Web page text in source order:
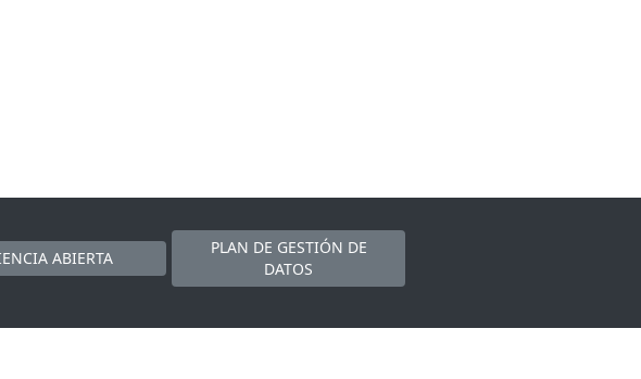
ABIERTA
PLAN DE GESTIÓN DE
DATOS